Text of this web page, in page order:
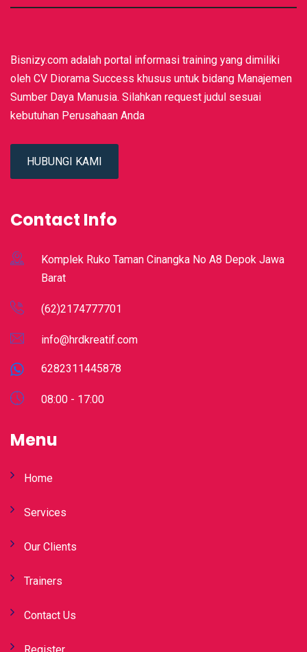
Bisnizy.com adalah portal informasi training yang dimiliki
oleh CV Diorama Success khusus untuk bidang Manajemen
Sumber Daya Manusia. Silahkan request judul sesuai
kebutuhan Perusahaan Anda
HUBUNGI KAMI
Contact Info
Komplek Ruko Taman Cinangka No A8 Depok Jawa
Barat
(62)2174777701
info@hrdkreatif.com
6282311445878
08:00 - 17:00
Menu
Home
Services
Our Clients
Trainers
Contact Us